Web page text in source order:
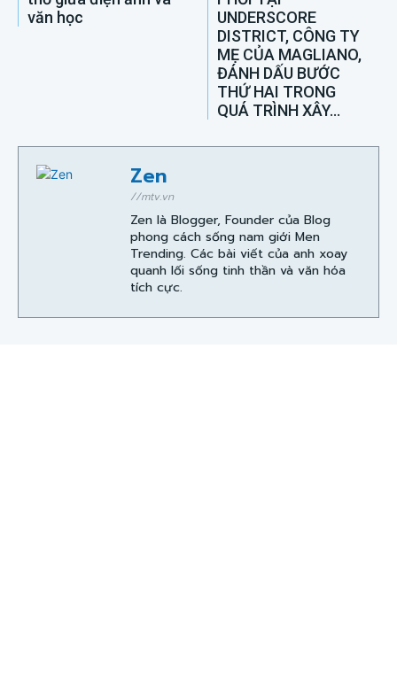
văn học
UNDERSCORE
DISTRICT, CÔNG TY
MẸ CỦA MAGLIANO,
ĐÁNH DẤU BƯỚC
THỨ HAI TRONG
QUÁ TRÌNH XÂY...
Zen
//mtv.vn
Zen là Blogger, Founder của Blog
phong cách sống nam giới Men
Trending. Các bài viết của anh xoay
quanh lối sống tinh thần và văn hóa
tích cực.